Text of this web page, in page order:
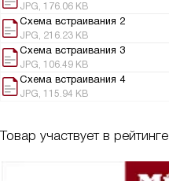
JPG, 176.06 KB
Схема встраивания 2
JPG, 216.23 KB
Схема встраивания 3
JPG, 106.49 KB
Схема встраивания 4
JPG, 115.94 KB
Товар участвует в рейтинге